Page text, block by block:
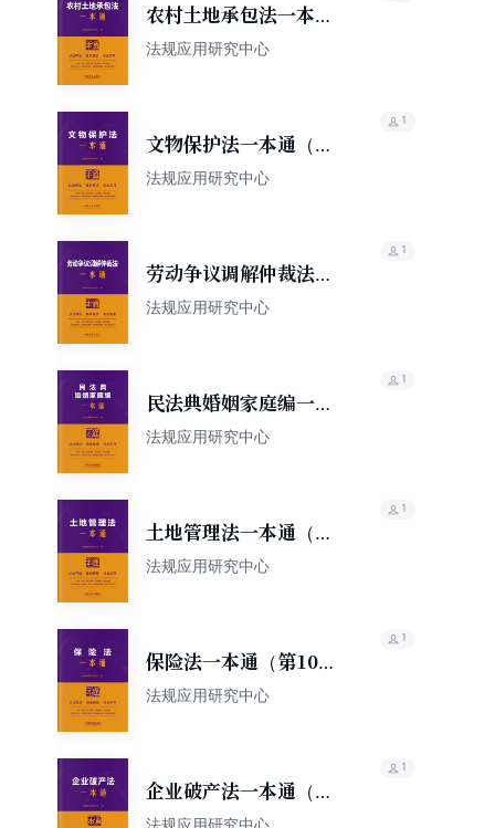
农村土地承包法一本通
（第10版）
法规应用研究中心
文物保护法一本通（第
10版）
法规应用研究中心
1
劳动争议调解仲裁法一
本通（第10版）
法规应用研究中心
1
民法典婚姻家庭编一本
通（第10版）
法规应用研究中心
1
土地管理法一本通（第
10版）
法规应用研究中心
1
保险法一本通（第10
版）
法规应用研究中心
1
企业破产法一本通（第
10版）
法规应用研究中心
1